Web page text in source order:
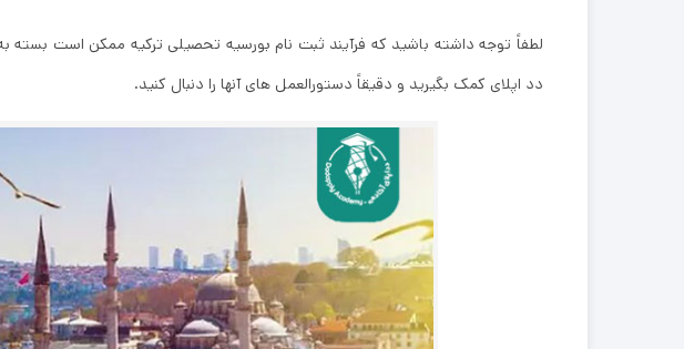
لطفاً توجه داشته باشید که فرآیند ثبت نام بورسیه تحصیلی ترکیه ممکن است بسته
دد اپلای کمک بگیرید و دقیقاً دستورالعمل ‌های آنها را دنبال کنید.